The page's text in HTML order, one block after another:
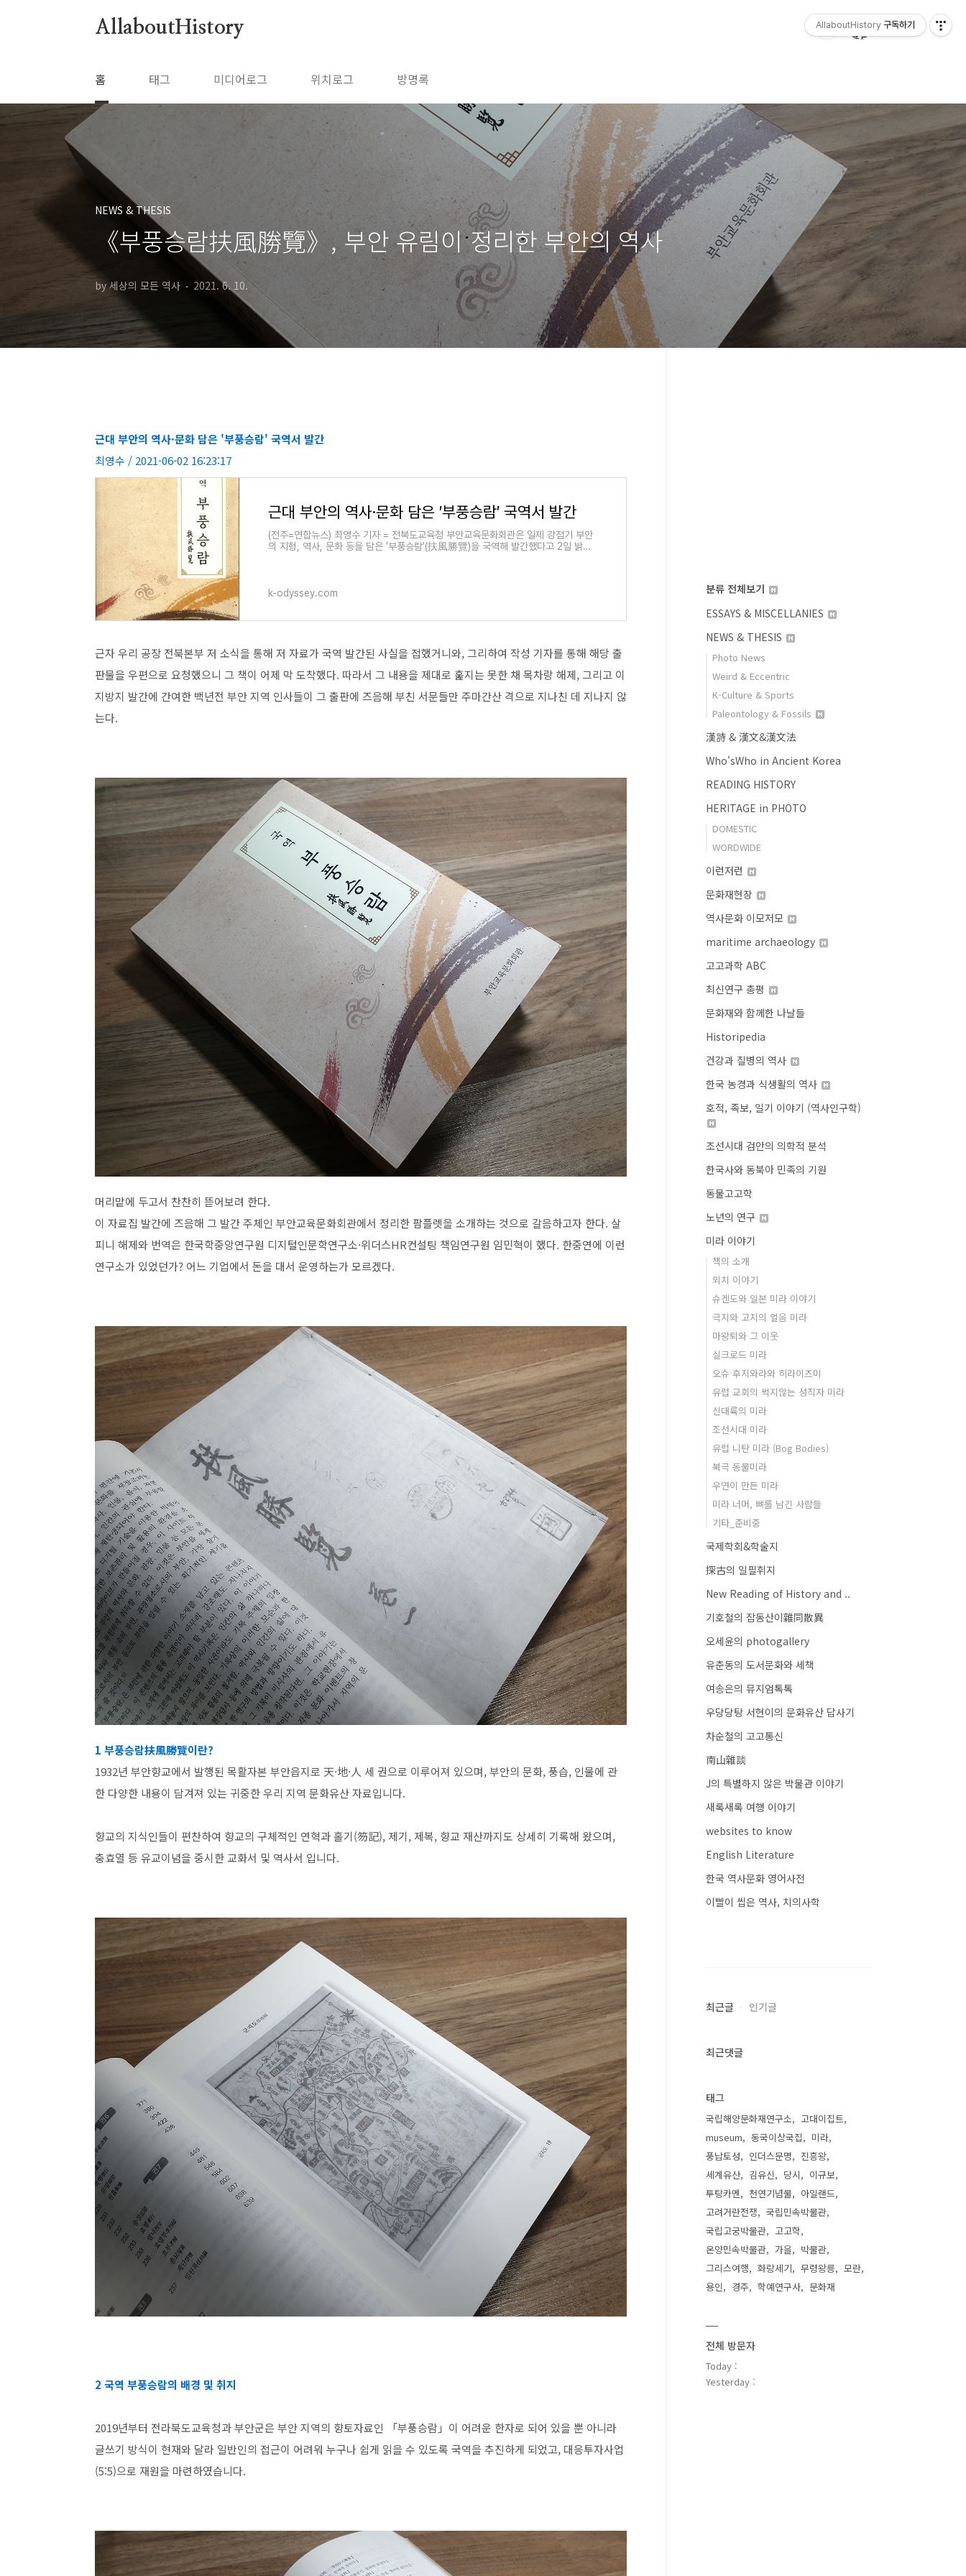
AllaboutHistory
홈 태그 미디어로그 위치로그 방명록
NEWS & THESIS
《부풍승람扶風勝覽》, 부안 유림이 정리한 부안의 역사
by 세상의 모든 역사 2021. 6. 10.
근대 부안의 역사·문화 담은 '부풍승람' 국역서 발간
최영수 / 2021-06-02 16:23:17
근대 부안의 역사·문화 담은 ′부풍승람′ 국역서 발간
(전주=연합뉴스) 최영수 기자 = 전북도교육청 부안교육문화회관은 일제 강점기 부안
의 지형, 역사, 문화 등을 담은 ′부풍승람′(扶風勝覽)을 국역해 발간했다고 2일 밝혔
k-odyssey.com
근자 우리 공장 전북본부 저 소식을 통해 저 자료가 국역 발간된 사실을 접했거니와, 그리하여 작성 기자를 통해 해당 출
판물을 우편으로 요청했으니 그 책이 어제 막 도착했다. 따라서 그 내용을 제대로 훑지는 못한 채 목차랑 해제, 그리고 이
지방지 발간에 간여한 백년전 부안 지역 인사들이 그 출판에 즈음해 부친 서문들만 주마간산 격으로 지나친 데 지나지 않
는다.
머리맡에 두고서 찬찬히 뜯어보려 한다.
이 자료집 발간에 즈음해 그 발간 주체인 부안교육문화회관에서 정리한 팜플렛을 소개하는 것으로 갈음하고자 한다. 살
피니 해제와 번역은 한국학중앙연구원 디지털인문학연구소·위더스HR컨설팅 책임연구원 임민혁이 했다. 한중연에 이런
연구소가 있었던가? 어느 기업에서 돈을 대서 운영하는가 모르겠다.
1 부풍승람扶風勝覽이란?
1932년 부안향교에서 발행된 목활자본 부안읍지로 天·地·人 세 권으로 이루어져 있으며, 부안의 문화, 풍습, 인물에 관
한 다양한 내용이 담겨져 있는 귀중한 우리 지역 문화유산 자료입니다.
향교의 지식인들이 편찬하여 향교의 구체적인 연혁과 홀기(笏記), 제기, 제복, 향교 재산까지도 상세히 기록해 왔으며,
충효열 등 유교이념을 중시한 교화서 및 역사서 입니다.
2 국역 부풍승람의 배경 및 취지
2019년부터 전라북도교육청과 부안군은 부안 지역의 향토자료인 「부풍승람」이 어려운 한자로 되어 있을 뿐 아니라
글쓰기 방식이 현재와 달라 일반인의 접근이 어려워 누구나 쉽게 읽을 수 있도록 국역을 추진하게 되었고, 대응투자사업
(5:5)으로 재원을 마련하였습니다.
분류 전체보기
ESSAYS & MISCELLANIES
NEWS & THESIS
Photo News
Weird & Eccentric
K-Culture & Sports
Paleontology & Fossils
漢詩 & 漢文&漢文法
Who'sWho in Ancient Korea
READING HISTORY
HERITAGE in PHOTO
DOMESTIC
WORDWIDE
이런저런
문화재현장
역사문화 이모저모
maritime archaeology
고고과학 ABC
최신연구 총평
문화재와 함께한 나날들
Historipedia
건강과 질병의 역사
한국 농경과 식생활의 역사
호적, 족보, 일기 이야기 (역사인구학)
조선시대 검안의 의학적 분석
한국사와 동북아 민족의 기원
동물고고학
노년의 연구
미라 이야기
책의 소개
외치 이야기
슈겐도와 일본 미라 이야기
극지와 고지의 얼음 미라
마왕퇴와 그 이웃
실크로드 미라
오슈 후지와라와 히라이즈미
유럽 교회의 썩지않는 성직자 미라
신대륙의 미라
조선시대 미라
유럽 니탄 미라 (Bog Bodies)
북극 동물미라
우연이 만든 미라
미라 너머, 뼈를 남긴 사람들
기타_준비중
국제학회&학술지
探古의 일필휘지
New Reading of History and ..
기호철의 잡동산이雜同散異
오세윤의 photogallery
유춘동의 도서문화와 세책
여송은의 뮤지엄톡톡
우당당탕 서현이의 문화유산 답사기
차순철의 고고통신
南山雜談
J의 특별하지 않은 박물관 이야기
새록새록 여행 이야기
websites to know
English Literature
한국 역사문화 영어사전
이빨이 씹은 역사, 치의사학
최근글 인기글
최근댓글
태그
국립해양문화재연구소
고대이집트
museum
동국이상국집
미라
풍납토성
인더스문명
진흥왕
세계유산
김유신 당시
이규보
투탕카멘
천연기념물
아일랜드
고려거란전쟁
국립민속박물관
국립고궁박물관
고고학
온양민속박물관
가을
박물관
그리스여행
화랑세기 무령왕릉
모란
용인
경주 학예연구사 문화재
전체 방문자
Today :
Yesterday :
AllaboutHistory 구독하기